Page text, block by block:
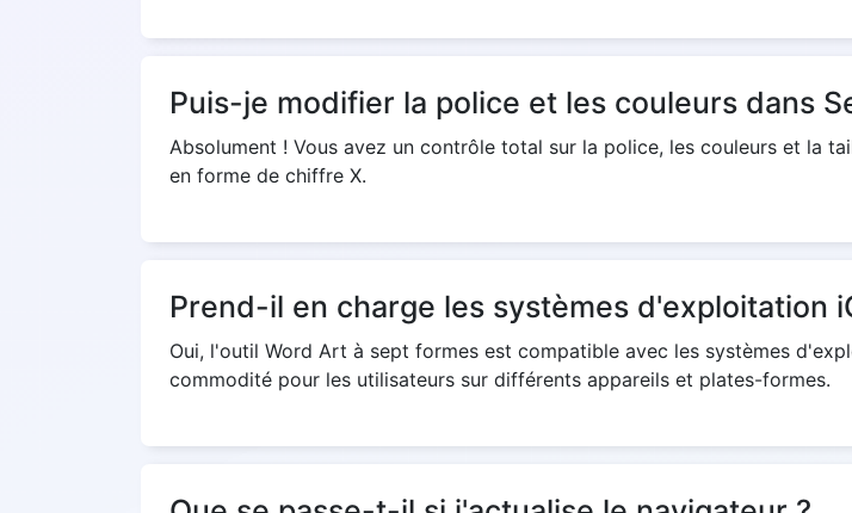
Puis-je modifier la police et les couleurs dans
Absolument ! Vous avez un contrôle total sur la police, les couleurs et la
en forme de chiffre X.
Prend-il en charge les systèmes d'exploitation
Oui, l'outil Word Art à sept formes est compatible avec les systèmes
commodité pour les utilisateurs sur différents appareils et plates-formes.